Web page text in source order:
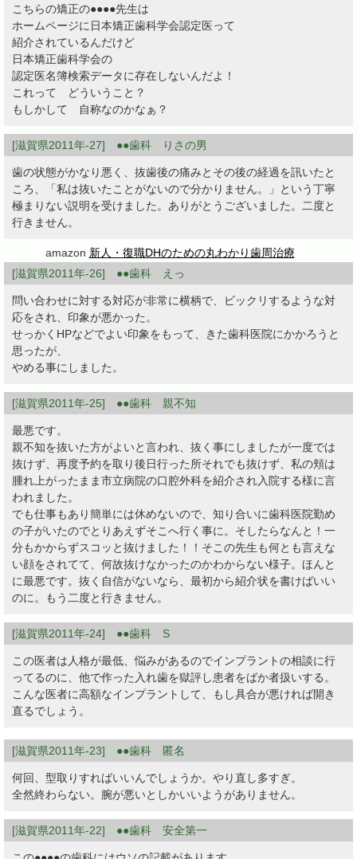
こちらの矯正の●●●●先生は
ホームページに日本矯正歯科学会認定医って
紹介されているんだけど
日本矯正歯科学会の
認定医名簿検索データに存在しないんだよ！
これって どういうこと？
もしかして 自称なのかなぁ？
[滋賀県2011年-27] ●●歯科 りさの男
歯の状態がかなり悪く、抜歯後の痛みとその後の経過を訊いたと
ころ、「私は抜いたことがないので分かりません。」という丁寧
極まりない説明を受けました。ありがとうございました。二度と
行きません。
amazon 新人・復職DHのための丸わかり歯周治療
[滋賀県2011年-26] ●●歯科 えっ
問い合わせに対する対応が非常に横柄で、ビックリするような対
応をされ、印象が悪かった。
せっかくHPなどでよい印象をもって、きた歯科医院にかかろうと
思ったが、
やめる事にしました。
[滋賀県2011年-25] ●●歯科 親不知
最悪です。
親不知を抜いた方がよいと言われ、抜く事にしましたが一度では
抜けず、再度予約を取り後日行った所それでも抜けず、私の頬は
腫れ上がったまま市立病院の口腔外科を紹介され入院する様に言
われました。
でも仕事もあり簡単には休めないので、知り合いに歯科医院勤め
の子がいたのでとりあえずそこへ行く事に。そしたらなんと！一
分もかからずスコッと抜けました！！そこの先生も何とも言えな
い顔をされてて、何故抜けなかったのかわからない様子。ほんと
に最悪です。抜く自信がないなら、最初から紹介状を書けばいい
のに。もう二度と行きません。
[滋賀県2011年-24] ●●歯科 S
この医者は人格が最低、悩みがあるのでインプラントの相談に行
ってるのに、他で作った入れ歯を獄評し患者をばか者扱いする。
こんな医者に高額なインプラントして、もし具合が悪ければ開き
直るでしょう。
[滋賀県2011年-23] ●●歯科 匿名
何回、型取りすればいいんでしょうか。やり直し多すぎ。
全然終わらない。腕が悪いとしかいいようがありません。
[滋賀県2011年-22] ●●歯科 安全第一